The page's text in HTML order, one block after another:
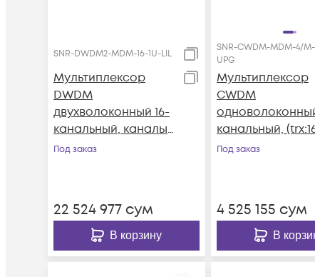
SNR-DWDM2-MDM-16-1U-LIL
Мультиплексор
DWDM
двухволоконный 16-
канальный, каналы
41~44, 46~49, 51~54,
Под заказ
22 524 977 сум
В корзину
SNR-CWDM-MDM-4/
UPG
Мультиплексор
CWDM
канальный,
1550, 1470-1530),
Под заказ
4 525 155 сум
В